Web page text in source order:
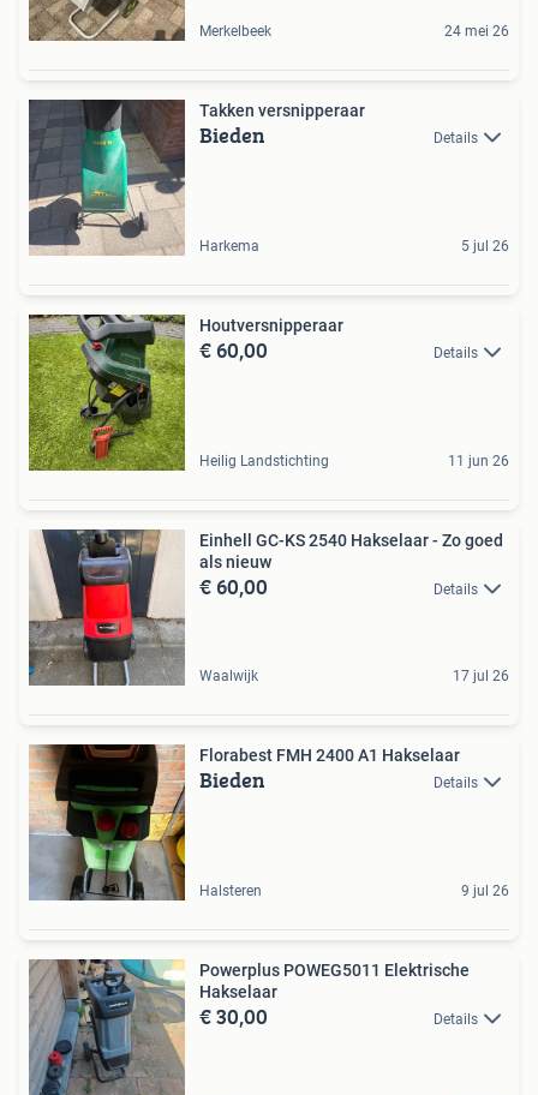
Merkelbeek 24 mei 26
Takken versnipperaar
Bieden Details
Harkema 5 jul 26
Houtversnipperaar
€ 60,00 Details
Heilig Landstichting 11 jun 26
Einhell GC-KS 2540 Hakselaar - Zo goed
als nieuw
€ 60,00 Details
Waalwijk 17 jul 26
Florabest FMH 2400 A1 Hakselaar
Bieden Details
Halsteren 9 jul 26
Powerplus POWEG5011 Elektrische
Hakselaar
€ 30,00 Details